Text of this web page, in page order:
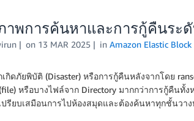
าพการค้นหาและการกู้คืนระ
on 13 MAR 2025 in Amazon Elastic Block
กิดภัยพิบัติ (Disaster) หรือการกู้คืนหลังจากโดย
หรือบางไฟล์จาก Directory มากกว่าการกู้คืน
ปรียบเสมือนการไปห้องสมุดและต้องค้นหาทุกชั้นวา